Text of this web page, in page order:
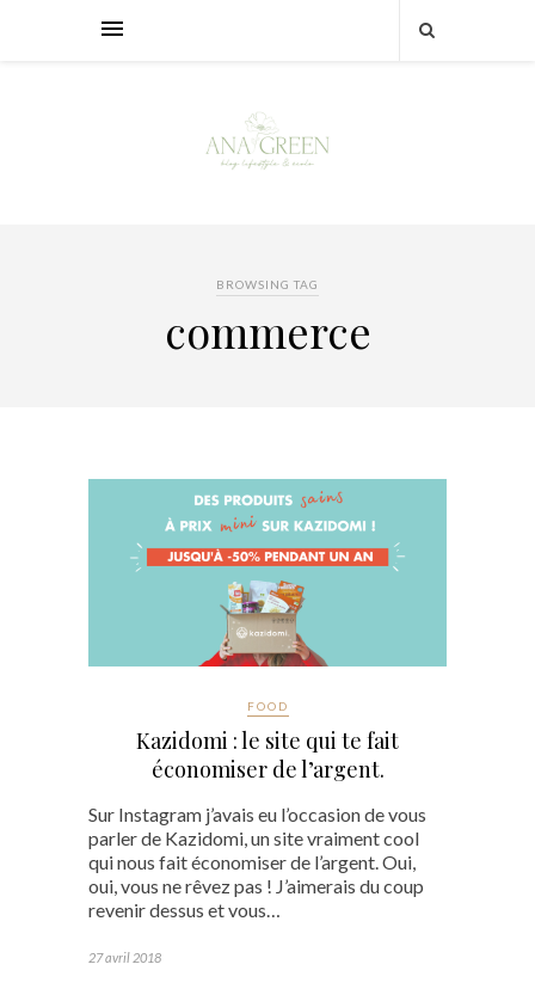
BROWSING TAG
commerce
FOOD
Kazidomi : le site qui te fait
économiser de l’argent.
Sur Instagram j’avais eu l’occasion de vous
parler de Kazidomi, un site vraiment cool
qui nous fait économiser de l’argent. Oui,
oui, vous ne rêvez pas ! J’aimerais du coup
revenir dessus et vous…
27 avril 2018